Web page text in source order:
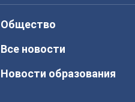
Общество
Все новости
Новости образования